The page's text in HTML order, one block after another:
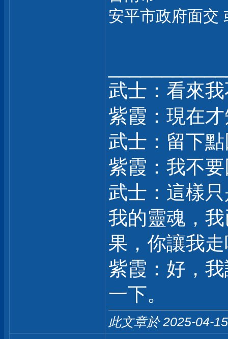
安平市政府面交
武士：看來
紫霞：現在
武士：留下
紫霞：我不
武士：這樣
我的靈魂，
果，你讓我
紫霞：好，
一下。
此文章於 2025-04-